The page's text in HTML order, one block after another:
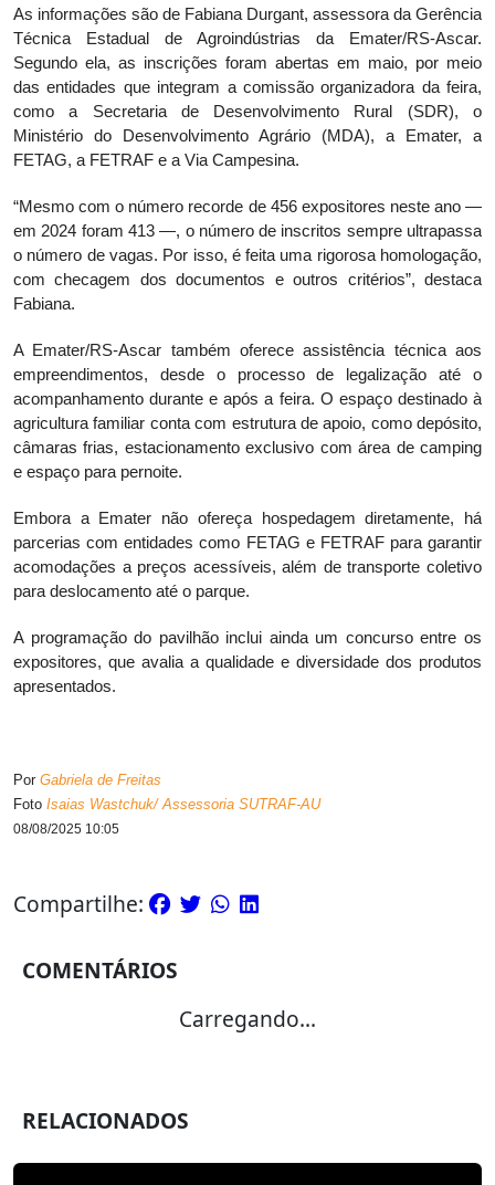
As informações são de Fabiana Durgant, assessora da Gerência
Técnica Estadual de Agroindústrias da Emater/RS-Ascar.
Segundo ela, as inscrições foram abertas em maio, por meio
das entidades que integram a comissão organizadora da feira,
como a Secretaria de Desenvolvimento Rural (SDR), o
Ministério do Desenvolvimento Agrário (MDA), a Emater, a
FETAG, a FETRAF e a Via Campesina.
“Mesmo com o número recorde de 456 expositores neste ano —
em 2024 foram 413 —, o número de inscritos sempre ultrapassa
o número de vagas. Por isso, é feita uma rigorosa homologação,
com checagem dos documentos e outros critérios”, destaca
Fabiana.
A Emater/RS-Ascar também oferece assistência técnica aos
empreendimentos, desde o processo de legalização até o
acompanhamento durante e após a feira. O espaço destinado à
agricultura familiar conta com estrutura de apoio, como depósito,
câmaras frias, estacionamento exclusivo com área de camping
e espaço para pernoite.
Embora a Emater não ofereça hospedagem diretamente, há
parcerias com entidades como FETAG e FETRAF para garantir
acomodações a preços acessíveis, além de transporte coletivo
para deslocamento até o parque.
A programação do pavilhão inclui ainda um concurso entre os
expositores, que avalia a qualidade e diversidade dos produtos
apresentados.
Por Gabriela de Freitas
Foto Isaias Wastchuk/ Assessoria SUTRAF-AU
08/08/2025 10:05
Compartilhe:
COMENTÁRIOS
Carregando...
RELACIONADOS